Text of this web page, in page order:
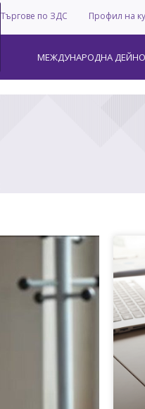
Профил на
Търгове по ЗДС
МЕЖДУНАРОДНА